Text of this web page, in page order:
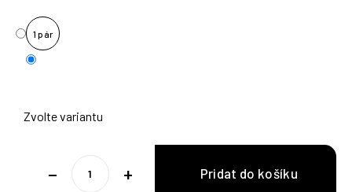
1 pár
Zvolte variantu
+
−